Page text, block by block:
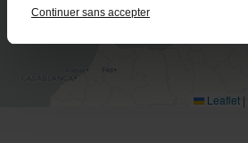
Continuer sans accepter
Leaflet |